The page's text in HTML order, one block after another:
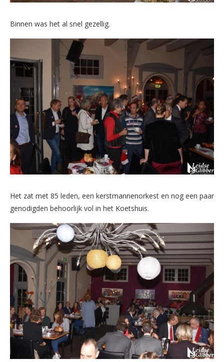
Binnen was het al snel gezellig.
Het zat met 85 leden, een kerstmannenorkest en nog een paar
genodigden behoorlijk vol in het Koetshuis.